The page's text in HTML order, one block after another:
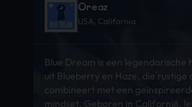
Oreoz
USA, California
Blue Dream is een legendarische
uit Blueberry en Haze, die rustige
combineert met een
mindset. Geboren in Californië,